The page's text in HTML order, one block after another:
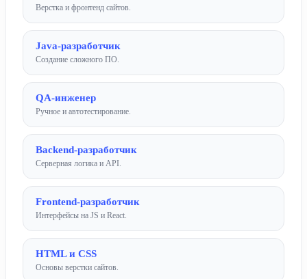
Верстка и фронтенд сайтов.
Java‑разработчик
Создание сложного ПО.
QA-инженер
Ручное и автотестирование.
Backend-разработчик
Серверная логика и API.
Frontend-разработчик
Интерфейсы на JS и React.
HTML и CSS
Основы верстки сайтов.